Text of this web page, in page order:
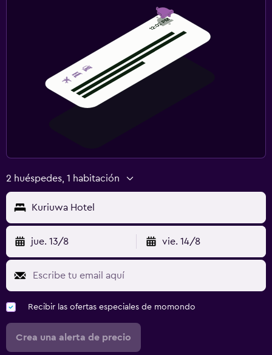
2 huéspedes, 1 habitación
Kuriuwa Hotel
jue. 13/8 vie. 14/8
Recibir las ofertas especiales de momondo
Crea una alerta de precio